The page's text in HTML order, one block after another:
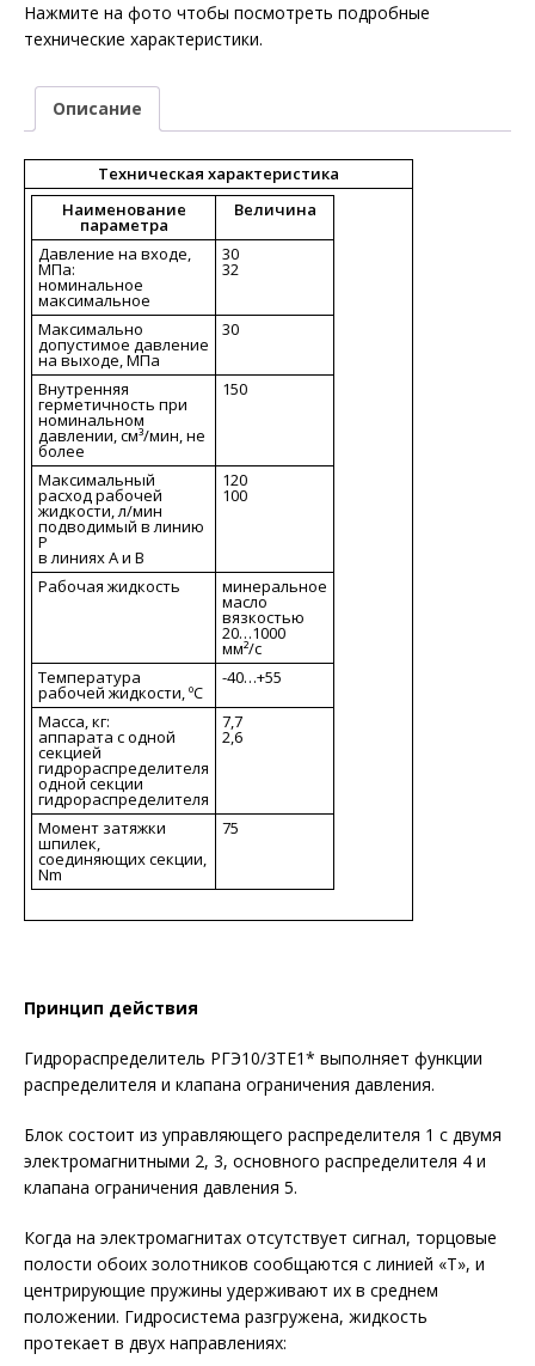
Нажмите на фото чтобы посмотреть подробные
технические характеристики.
Описание
Техническая характеристика
Наименование
параметра
Величина
Давление на входе,
МПа:
номинальное
максимальное
30
32
Максимально
допустимое давление
на выходе, МПа
30
Внутренняя
герметичность при
номинальном
давлении, см³/мин, не
более
150
Максимальный
расход рабочей
жидкости, л/мин
подводимый в линию
P
в линиях A и B
120
100
Рабочая жидкость минеральное
масло
вязкостью
20…1000
мм²/c
Температура
рабочей жидкости, ºC
-40…+55
Масса, кг:
аппарата с одной
секцией
гидрораспределителя
одной секции
гидрораспределителя
7,7
2,6
Момент затяжки
шпилек,
соединяющих секции,
Nm
75
Принцип действия
Гидрораспределитель РГЭ10/3ТЕ1* выполняет функции
распределителя и клапана ограничения давления.
Блок состоит из управляющего распределителя 1 с двумя
электромагнитными 2, 3, основного распределителя 4 и
клапана ограничения давления 5.
Когда на электромагнитах отсутствует сигнал, торцовые
полости обоих золотников сообщаются с линией «Т», и
центрирующие пружины удерживают их в среднем
положении. Гидросистема разгружена, жидкость
протекает в двух направлениях: